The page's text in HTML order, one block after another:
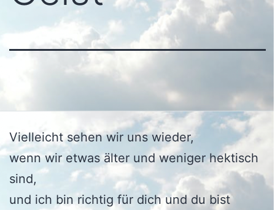
Vielleicht sehen wir uns wieder,
wenn wir etwas älter und weniger hektisch
sind,
und ich bin richtig für dich und du bist